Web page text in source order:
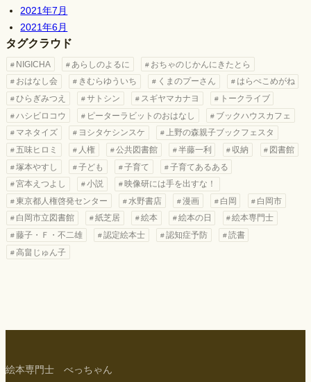
2021年7月
2021年6月
タグクラウド
NIGICHA あらしのよるに
おちゃのじかんにきたとら
おはなし会
きむらゆういち くまのプーさん
はらぺこめがね
ひらぎみつえ
サトシン スギヤマカナヨ
トークライブ
ハシビロコウ
ピーターラビットのおはなし
ブックハウスカフェ
マネタイズ
ヨシタケシンスケ
上野の森親子ブックフェスタ
五味ヒロミ
人権 公共図書館 半藤一利 収納
図書館
塚本やすし
子ども 子育て
子育てあるある
宮本えつよし
小説
映像研には手を出すな！
東京都人権啓発センター
水野書店 漫画 白岡
白岡市
白岡市立図書館
紙芝居 絵本 絵本の日
絵本専門士
藤子・Ｆ・不二雄
認定絵本士 認知症予防
読書
高畠じゅん子
絵本専門士 べっちゃん